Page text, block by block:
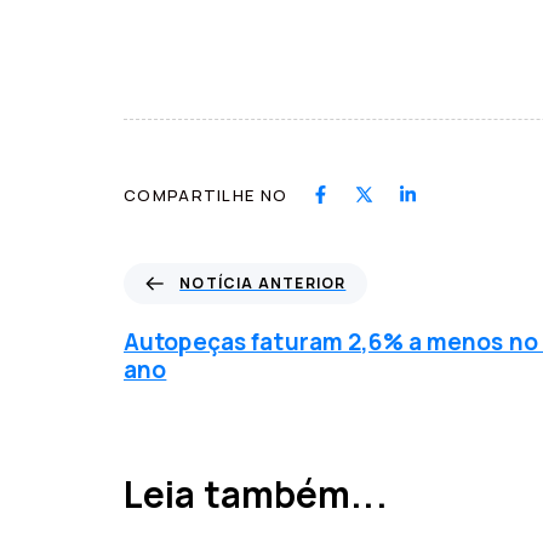
COMPARTILHE NO
t
í
c
n
NOTÍCIA ANTERIOR
Autopeças faturam 2,6% a menos
ano
Leia também...